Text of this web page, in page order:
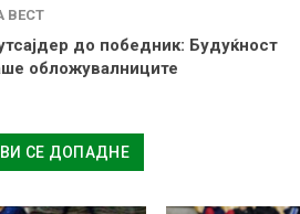
ВЕСТ
до победник: Будуќност
обложувалниците
СЕ ДОПАДНЕ